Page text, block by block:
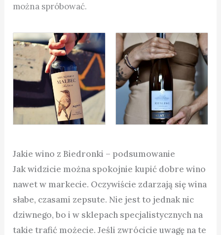
można spróbować.
Jakie wino z Biedronki – podsumowanie
Jak widzicie można spokojnie kupić dobre wino
nawet w markecie. Oczywiście zdarzają się wina
słabe, czasami zepsute. Nie jest to jednak nic
dziwnego, bo i w sklepach specjalistycznych na
takie trafić możecie. Jeśli zwrócicie uwagę na te